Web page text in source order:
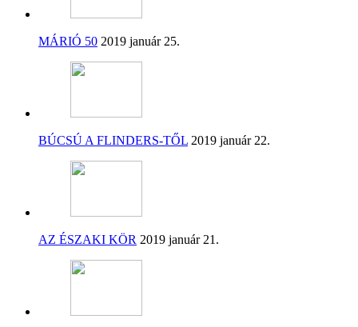
MÁRIÓ 50 2019 január 25.
BÚCSÚ A FLINDERS-TŐL 2019 január 22.
AZ ÉSZAKI KÖR 2019 január 21.